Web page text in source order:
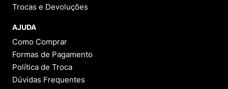
Trocas e Devoluções
AJUDA
Como Comprar
Formas de Pagamento
Política de Troca
Dúvidas Frequentes